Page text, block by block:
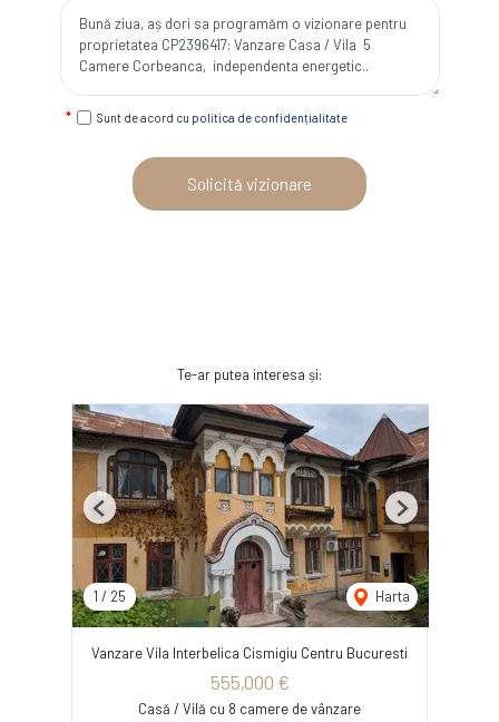
Sunt de acord cu politica de confidențialitate
Solicită vizionare
Te-ar putea interesa și:
1 / 25 Harta
Previous Next
Vanzare Vila Interbelica Cismigiu Centru Bucuresti
555,000 €
Casă / Vilă cu 8 camere de vânzare